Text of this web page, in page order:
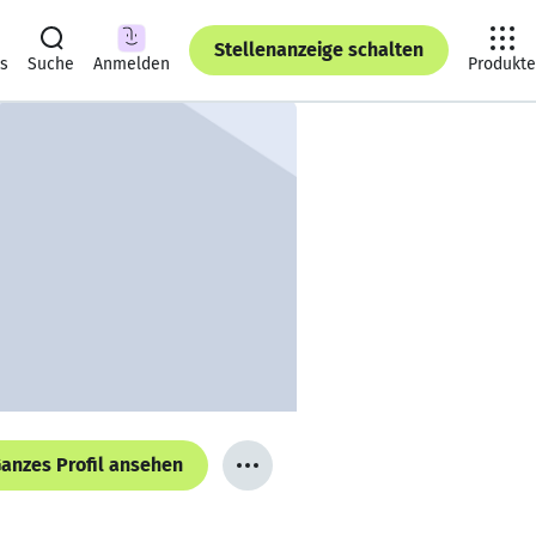
Suche Anmelden
Stellenanzeige schalten
Produkte
Profil ansehen